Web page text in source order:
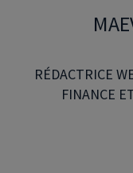
RÉDACTRICE
FINANCE